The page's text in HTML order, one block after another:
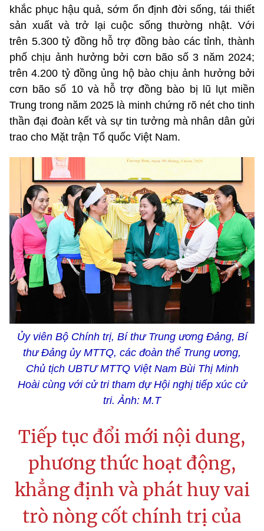
khắc phục hậu quả, sớm ổn định đời sống, tái thiết
sản xuất và trở lại cuộc sống thường nhật. Với
trên 5.300 tỷ đồng hỗ trợ đồng bào các tỉnh, thành
phố chịu ảnh hưởng bởi cơn bão số 3 năm 2024;
trên 4.200 tỷ đồng ủng hộ bào chịu ảnh hưởng bởi
cơn bão số 10 và hỗ trợ đồng bào bị lũ lụt miền
Trung trong năm 2025 là minh chứng rõ nét cho tinh
thần đại đoàn kết và sự tin tưởng mà nhân dân gửi
trao cho Mặt trận Tổ quốc Việt Nam.
Ủy viên Bộ Chính trị, Bí thư Trung ương Đảng, Bí
thư Đảng ủy MTTQ, các đoàn thể Trung ương,
Chủ tịch UBTƯ MTTQ Việt Nam Bùi Thị Minh
Hoài cùng với cử tri tham dự Hội nghịtiếp xúc cử
tri. Ảnh: M.T
Tiếp tục đổi mới nội dung,
phương thức hoạt động,
khẳng định và phát huy vai
trò nòng cốt chính trị của